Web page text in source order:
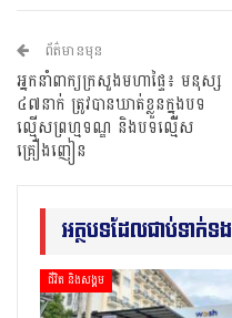
ព័ត៌មានមុន
អ្នកនាំពាក្យក្រសួងមហាផ្ទៃ៖ មនុស្ស
៤៧នាក់ ត្រូវបានឃាត់ខ្លួនក្នុងបទ
ល្មើសព្រហ្មទណ្ឌ និងបទល្មើស
គ្រឿងញៀន
អត្ថបទដែលជាប់ទាក់ទង
ជីវិត និងសង្គម